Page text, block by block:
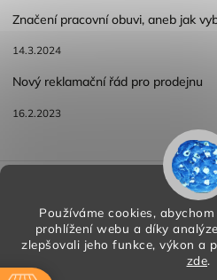
Používáme cookies,
prohlížení webu a díky
zlepšovali jeho funkce, výkon a
zde.
Značení pracovní obuvi, aneb jak
14.3.2024
Nový reklamační řád pro prodejnu
16.2.2023
Reklamace a vracení zboží
Podmínky ochrany
Copyright 2026 HORA PP s.r.o.